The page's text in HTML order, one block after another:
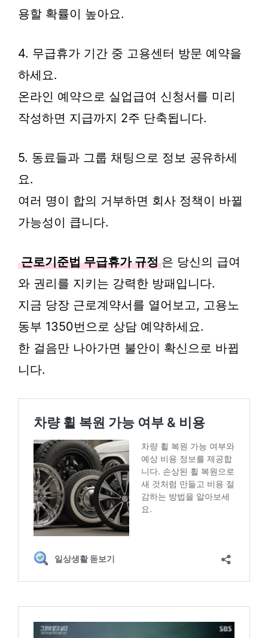
용할 확률이 높아요.
4. 무급휴가 기간 중 고용센터 방문 예약을
하세요.
온라인 예약으로 실업급여 신청서를 미리
작성하면 지급까지 2주 단축됩니다.
5. 동료들과 그룹 채팅으로 정보 공유하세
요.
여러 명이 합의 거부하면 회사 정책이 바뀔
가능성이 큽니다.
근로기준법 무급휴가 규정 은 당신의 급여
와 권리를 지키는 강력한 방패입니다.
지금 당장 근로계약서를 열어보고, 고용노
동부 1350번으로 상담 예약하세요.
한 걸음만 나아가면 불안이 확신으로 바뀝
니다.